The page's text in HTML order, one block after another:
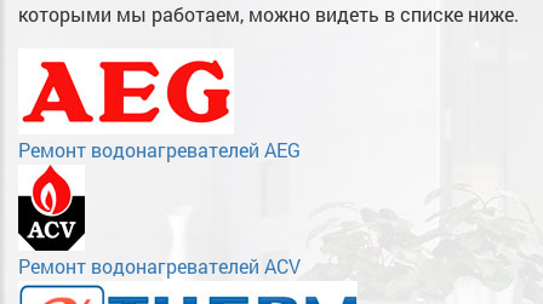
которыми мы работаем, можно видеть в списке ниже.
Ремонт водонагревателей AEG
Ремонт водонагревателей ACV